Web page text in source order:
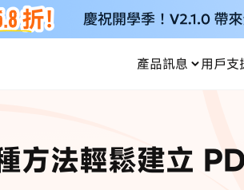
產品訊息
Win 資料救援
Mac 資料救援
新版本
用戶支
照片備份到外接硬碟 ·Pokemo GO Plus 無法配
方法輕鬆建立